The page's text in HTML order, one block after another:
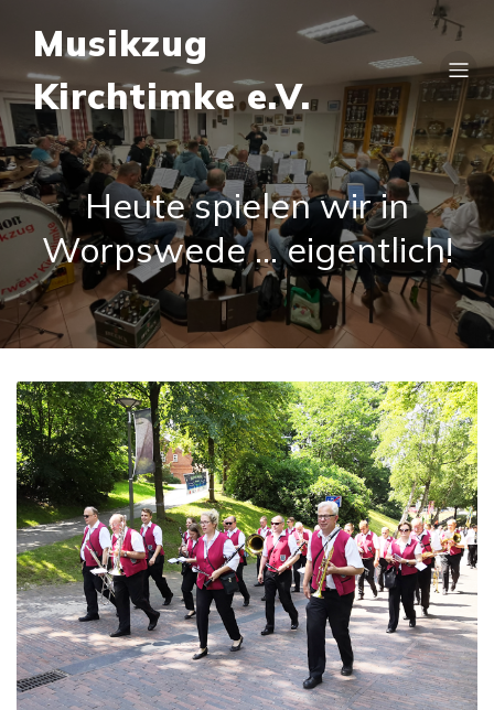
Musikzug
Kirchtimke e.V.
Heute spielen wir in
Worpswede … eigentlich!